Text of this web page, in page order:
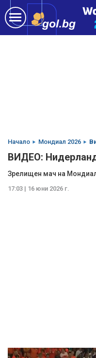
Начало Мондиал 2026
ВИДЕО:
Зрелищен мач на
17:03 | 16 юни 2026 г.